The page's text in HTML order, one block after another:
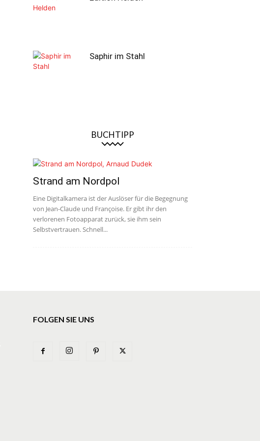
Saphir im Stahl
BUCHTIPP
Strand am Nordpol
Eine Digitalkamera ist der Auslöser für die Begegnung
von Jean-Claude und Françoise. Er gibt ihr den
verlorenen Fotoapparat zurück, sie ihm sein
Selbstvertrauen. Schnell...
FOLGEN SIE UNS